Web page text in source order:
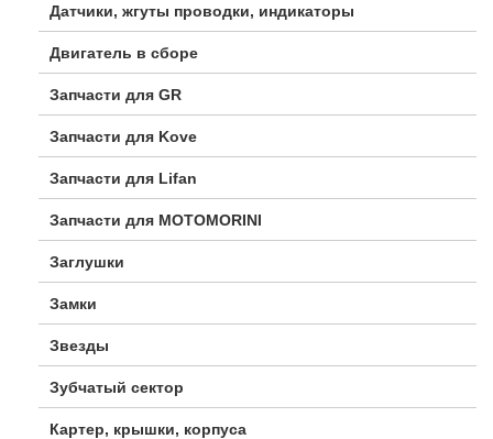
Датчики, жгуты проводки, индикаторы
Двигатель в сборе
Запчасти для GR
Запчасти для Kove
Запчасти для Lifan
Запчасти для MOTOMORINI
Заглушки
Замки
Звезды
Зубчатый сектор
Картер, крышки, корпуса